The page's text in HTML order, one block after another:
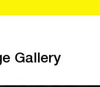
Gallery